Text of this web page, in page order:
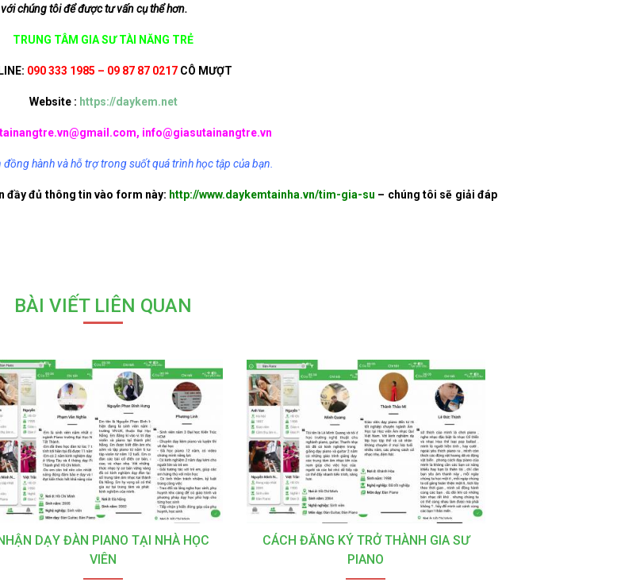
chúng tôi để được tư vấn cụ thể hơn.
TRUNG TÂM GIA SƯ TÀI NĂNG TRẺ
090 333 1985 – 09 87 87 0217 CÔ MƯỢT
Website : https://daykem.net
info@giasutainangtre.vn
đồng hành và hỗ trợ trong suốt quá trình học tập của bạn.
đầy đủ thông tin vào form này: http://www.daykemtainha.vn/tim-gia-su – chúng tôi sẽ giải đáp
BÀI VIẾT LIÊN QUAN
NHẬN DẠY ĐÀN PIANO TẠI NHÀ HỌC
VIÊN
CÁCH ĐĂNG KÝ TRỞ THÀNH GIA SƯ
PIANO